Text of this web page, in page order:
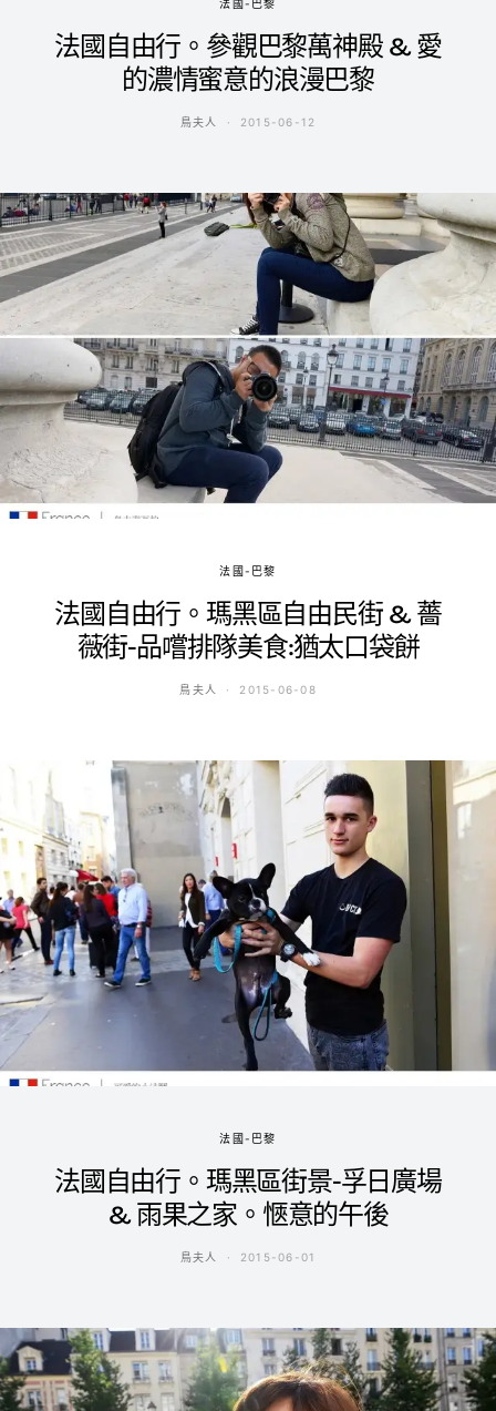
法國-巴黎
法國自由行。參觀巴黎萬神殿 & 愛
的濃情蜜意的浪漫巴黎
鳥夫人 2015-06-12
法國-巴黎
法國自由行。瑪黑區自由民街 & 薔
薇街-品嚐排隊美食:猶太口袋餅
鳥夫人 2015-06-08
法國-巴黎
法國自由行。瑪黑區街景-孚日廣場
& 雨果之家。愜意的午後
鳥夫人 2015-06-01